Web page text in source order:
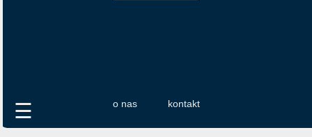
o nas kontakt
☰